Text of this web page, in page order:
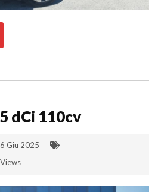
dCi 110cv
Giu 2025